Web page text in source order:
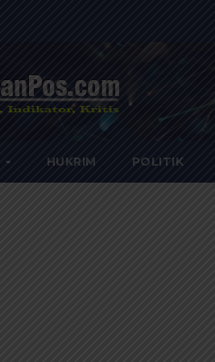
HUKRIM POLITIK